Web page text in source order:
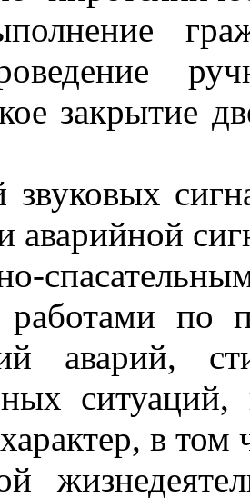
закрытие
звуковых
аварийной
работами по
аварий,
в том